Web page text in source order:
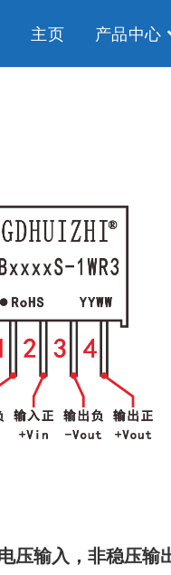
主页 产品中心
压输入，非稳压输